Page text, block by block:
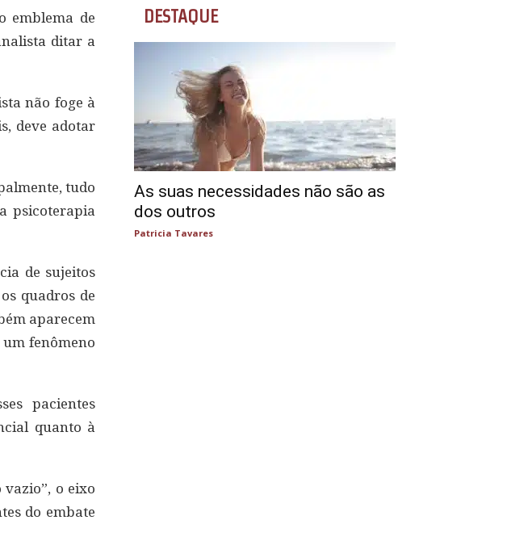
emblema de
ditar a
não foge à
deve adotar
tudo
psicoterapia
de sujeitos
quadros de
aparecem
fenômeno
pacientes
quanto à
o eixo
do embate
DESTAQUE
As suas necessidades não são as
dos outros
Patricia Tavares